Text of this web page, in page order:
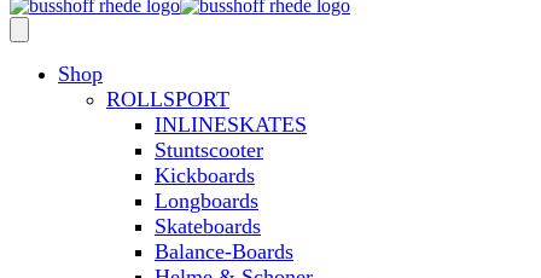
Shop
ROLLSPORT
INLINESKATES
Stuntscooter
Kickboards
Longboards
Skateboards
Balance-Boards